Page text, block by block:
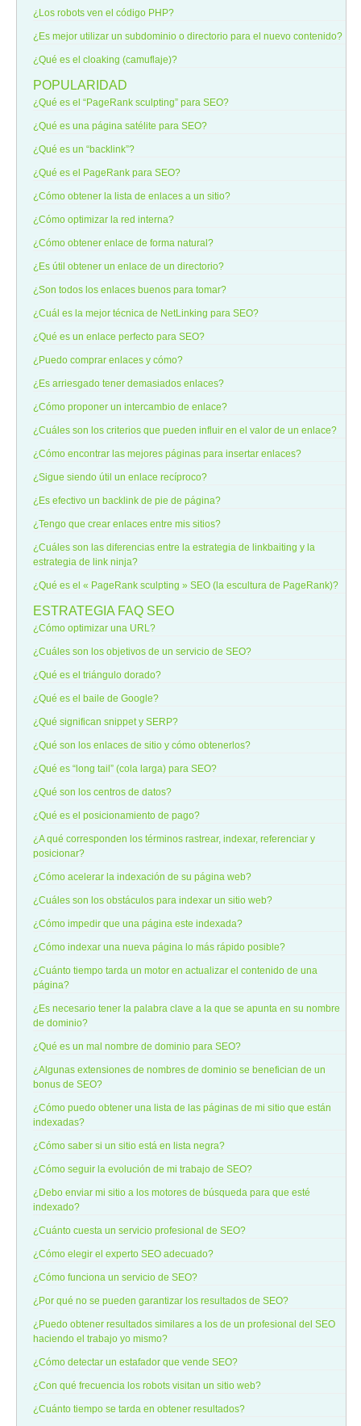
¿Los robots ven el código PHP?
¿Es mejor utilizar un subdominio o directorio para el nuevo contenido?
¿Qué es el cloaking (camuflaje)?
POPULARIDAD
¿Qué es el “PageRank sculpting” para SEO?
¿Qué es una página satélite para SEO?
¿Qué es un “backlink”?
¿Qué es el PageRank para SEO?
¿Cómo obtener la lista de enlaces a un sitio?
¿Cómo optimizar la red interna?
¿Cómo obtener enlace de forma natural?
¿Es útil obtener un enlace de un directorio?
¿Son todos los enlaces buenos para tomar?
¿Cuál es la mejor técnica de NetLinking para SEO?
¿Qué es un enlace perfecto para SEO?
¿Puedo comprar enlaces y cómo?
¿Es arriesgado tener demasiados enlaces?
¿Cómo proponer un intercambio de enlace?
¿Cuáles son los criterios que pueden influir en el valor de un enlace?
¿Cómo encontrar las mejores páginas para insertar enlaces?
¿Sigue siendo útil un enlace recíproco?
¿Es efectivo un backlink de pie de página?
¿Tengo que crear enlaces entre mis sitios?
¿Cuáles son las diferencias entre la estrategia de linkbaiting y la
estrategia de link ninja?
¿Qué es el « PageRank sculpting » SEO (la escultura de PageRank)?
ESTRATEGIA FAQ SEO
¿Cómo optimizar una URL?
¿Cuáles son los objetivos de un servicio de SEO?
¿Qué es el triángulo dorado?
¿Qué es el baile de Google?
¿Qué significan snippet y SERP?
¿Qué son los enlaces de sitio y cómo obtenerlos?
¿Qué es “long tail” (cola larga) para SEO?
¿Qué son los centros de datos?
¿Qué es el posicionamiento de pago?
¿A qué corresponden los términos rastrear, indexar, referenciar y
posicionar?
¿Cómo acelerar la indexación de su página web?
¿Cuáles son los obstáculos para indexar un sitio web?
¿Cómo impedir que una página este indexada?
¿Cómo indexar una nueva página lo más rápido posible?
¿Cuánto tiempo tarda un motor en actualizar el contenido de una
página?
¿Es necesario tener la palabra clave a la que se apunta en su nombre
de dominio?
¿Qué es un mal nombre de dominio para SEO?
¿Algunas extensiones de nombres de dominio se benefician de un
bonus de SEO?
¿Cómo puedo obtener una lista de las páginas de mi sitio que están
indexadas?
¿Cómo saber si un sitio está en lista negra?
¿Cómo seguir la evolución de mi trabajo de SEO?
¿Debo enviar mi sitio a los motores de búsqueda para que esté
indexado?
¿Cuánto cuesta un servicio profesional de SEO?
¿Cómo elegir el experto SEO adecuado?
¿Cómo funciona un servicio de SEO?
¿Por qué no se pueden garantizar los resultados de SEO?
¿Puedo obtener resultados similares a los de un profesional del SEO
haciendo el trabajo yo mismo?
¿Cómo detectar un estafador que vende SEO?
¿Con qué frecuencia los robots visitan un sitio web?
¿Cuánto tiempo se tarda en obtener resultados?